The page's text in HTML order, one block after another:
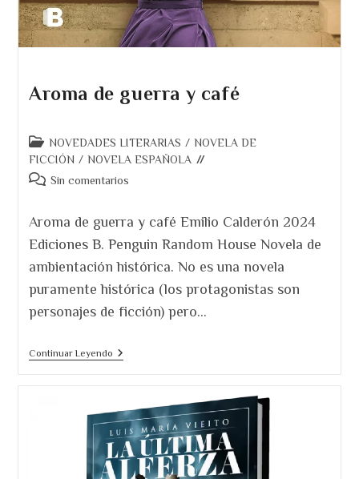
Aroma de guerra y café
Categoría
de
la
NOVEDADES LITERARIAS / NOVELA DE
FICCIÓN / NOVELA ESPAÑOLA
Comentarios
entrada:
Sin comentarios
Aroma de guerra y café Emilio Calderón 2024
Ediciones B. Penguin Random House Novela de
ambientación histórica. No es una novela
puramente histórica (los protagonistas son
personajes de ficción) pero…
Continuar LeyendoAroma